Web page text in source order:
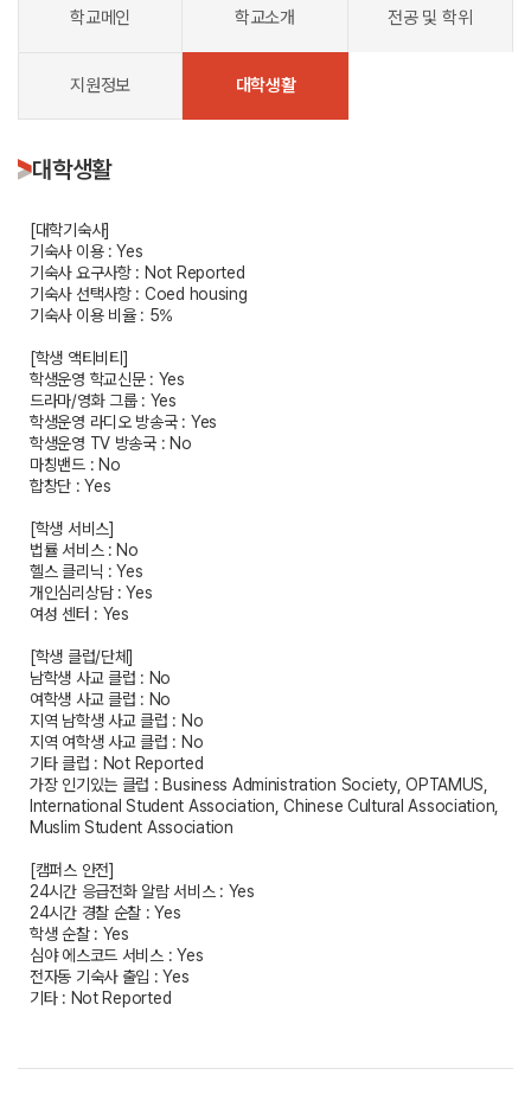
학교메인 학교소개 전공 및 학위
지원정보 대학생활
대학생활
[대학기숙사]
기숙사 이용 : Yes
기숙사 요구사항 : Not Reported
기숙사 선택사항 : Coed housing
기숙사 이용 비율 : 5%
[학생 액티비티]
학생운영 학교신문 : Yes
드라마/영화 그룹 : Yes
학생운영 라디오 방송국 : Yes
학생운영 TV 방송국 : No
마칭밴드 : No
합창단 : Yes
[학생 서비스]
법률 서비스 : No
헬스 클리닉 : Yes
개인심리상담 : Yes
여성 센터 : Yes
[학생 클럽/단체]
남학생 사교 클럽 : No
여학생 사교 클럽 : No
지역 남학생 사교 클럽 : No
지역 여학생 사교 클럽 : No
기타 클럽 : Not Reported
가장 인기있는 클럽 : Business Administration Society, OPTAMUS,
International Student Association, Chinese Cultural Association,
Muslim Student Association
[캠퍼스 안전]
24시간 응급전화 알람 서비스 : Yes
24시간 경찰 순찰 : Yes
학생 순찰 : Yes
심야 에스코드 서비스 : Yes
전자동 기숙사 출입 : Yes
기타 : Not Reported